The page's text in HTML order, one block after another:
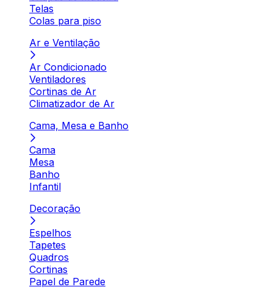
Telas
Colas para piso
Ar e Ventilação
Ar Condicionado
Ventiladores
Cortinas de Ar
Climatizador de Ar
Cama, Mesa e Banho
Cama
Mesa
Banho
Infantil
Decoração
Espelhos
Tapetes
Quadros
Cortinas
Papel de Parede